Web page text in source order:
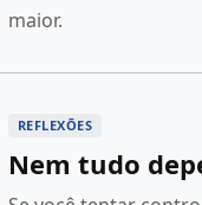
maior.
REFLEXÕES
Nem tudo